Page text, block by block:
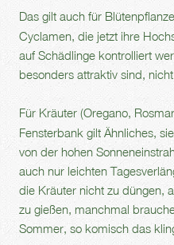
Das gilt auch für
Cyclamen, die jetzt ihre
auf Schädlinge kontrolliert
besonders attraktiv sind,
Für Kräuter (Oregano,
Fensterbank gilt Ähnliches,
von der hohen
auch nur leichten
die Kräuter nicht zu düngen,
zu gießen, manchmal
Sommer, so komisch das